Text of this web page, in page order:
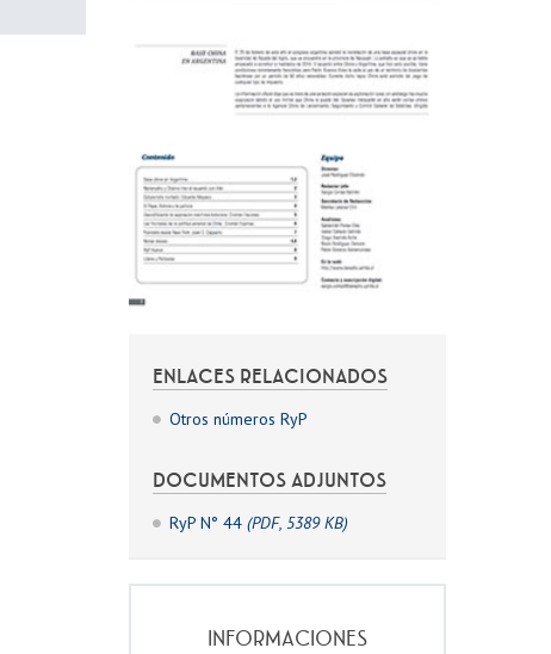
ENLACES RELACIONADOS
Otros números RyP
DOCUMENTOS ADJUNTOS
RyP N° 44 (PDF, 5389 KB)
INFORMACIONES